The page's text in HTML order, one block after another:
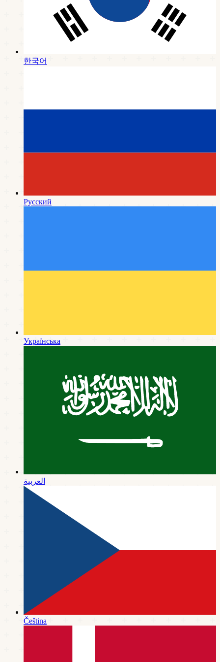
한국어
Русский
Українська
العربية
Čeština